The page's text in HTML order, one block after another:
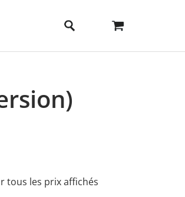
tous les prix affichés